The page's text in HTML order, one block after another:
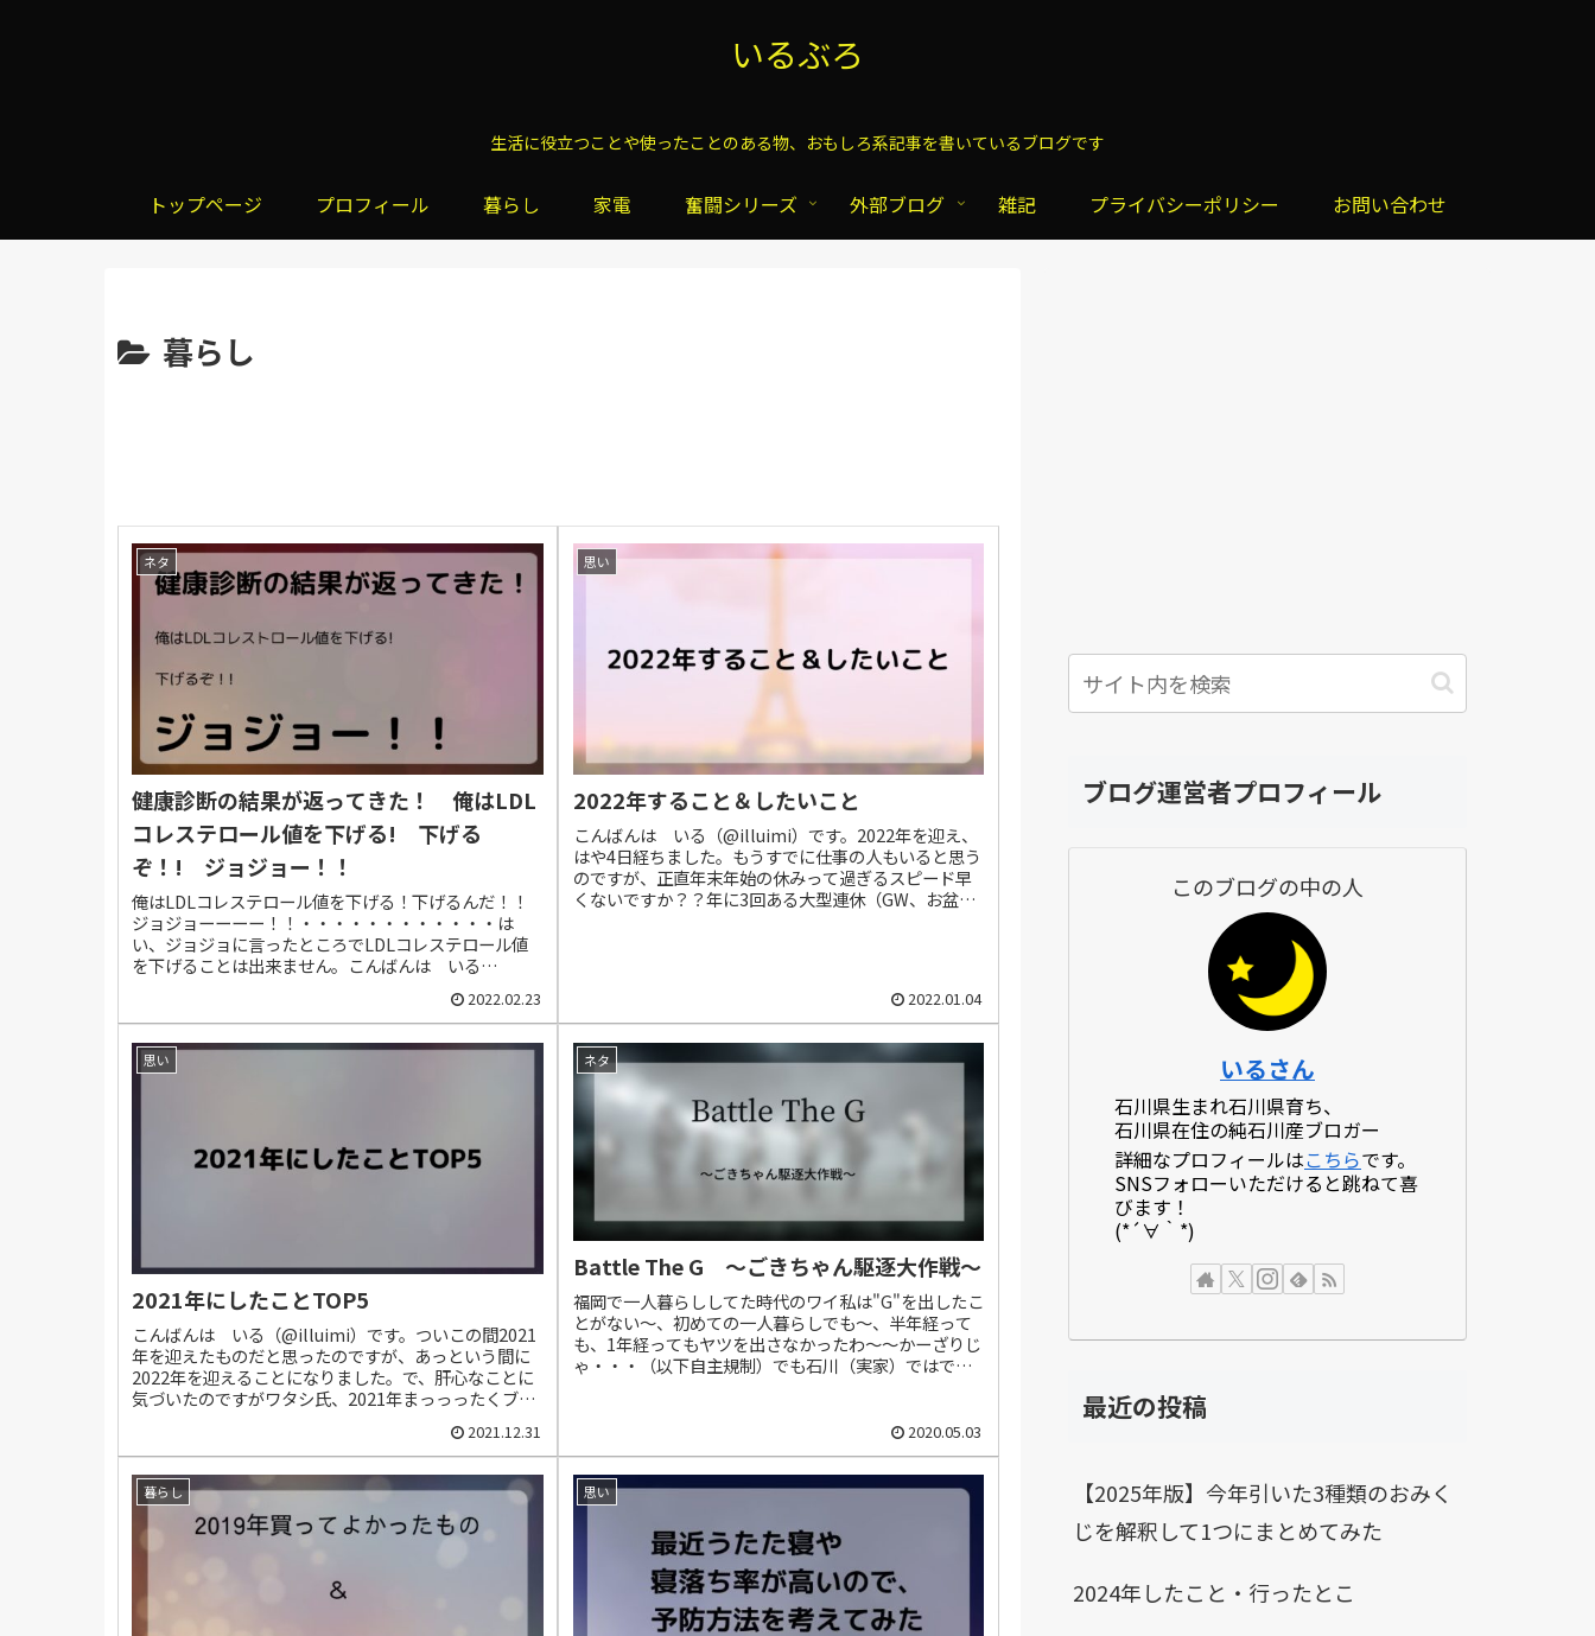
いるぶろ
生活に役立つことや使ったことのある物、おもしろ系記事を書いているブログです
トップページ プロフィール 暮らし 家電 奮闘シリーズ 外部ブログ 雑記 プライバシーポリシー お問い合わせ
暮らし
ネタ
健康診断の結果が返ってきた！ 俺はLDL
コレステロール値を下げる! 下げる
ぞ！! ジョジョー！！
俺はLDLコレステロール値を下げる！下げるんだ！！
ジョジョーーーー！！・・・・・・・・・・・・は
い、ジョジョに言ったところでLDLコレステロール値
を下げることは出来ません。こんばんは いる
（@illuimi）です。唐突に始めてしまいましたが...2022.02.23
思い
2022年すること＆したいこと
こんばんは いる（@illuimi）です。2022年を迎え、
はや4日経ちました。もうすでに仕事の人もいると思う
のですが、正直年末年始の休みって過ぎるスピード早
くないですか？？年に3回ある大型連休（GW、お盆、
2022.01.04
思い
2021年にしたことTOP5
こんばんは いる（@illuimi）です。ついこの間2021
年を迎えたものだと思ったのですが、あっという間に
2022年を迎えることになりました。で、肝心なことに
気づいたのですがワタシ氏、2021年まっっったくブロ
2021.12.31
ネタ
Battle The G ～ごきちゃん駆逐大作戦～
福岡で一人暮らししてた時代のワイ私は"G"を出したこ
とがない～、初めての一人暮らしでも～、半年経って
も、1年経ってもヤツを出さなかったわ～～かーざりじ
ゃ・・・（以下自主規制）でも石川（実家）ではでた
2020.05.03
暮らし 思い
ブログ運営者プロフィール
このブログの中の人
いるさん
石川県生まれ石川県育ち、
石川県在住の純石川産ブロガー
詳細なプロフィールはこちらです。
SNSフォローいただけると跳ねて喜
びます！
(*´∀｀*)
最近の投稿
【2025年版】今年引いた3種類のおみく
じを解釈して1つにまとめてみた
2024年したこと・行ったとこ